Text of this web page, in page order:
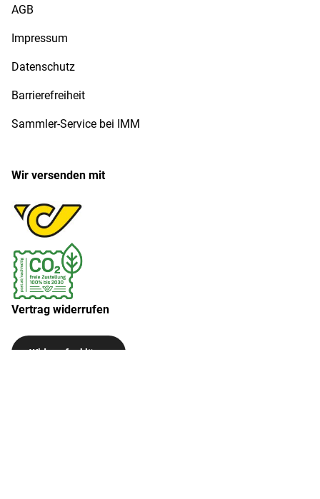
AGB
Impressum
Datenschutz
Barrierefreiheit
Sammler-Service bei IMM
Wir versenden mit
Vertrag widerrufen
Widerruf erklären